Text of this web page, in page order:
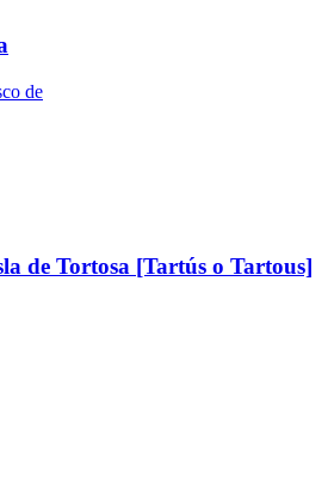
de
de Tortosa [Tartús o Tartous]